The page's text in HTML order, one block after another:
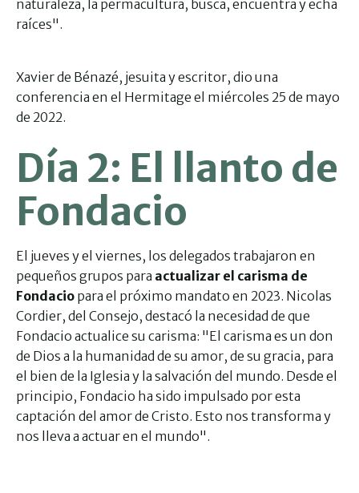
naturaleza, la permacultura, busca, encuentra y echa
raíces".
Xavier de Bénazé, jesuita y escritor, dio una
conferencia en el Hermitage el miércoles 25 de mayo
de 2022.
Día 2: El llanto de
Fondacio
El jueves y el viernes, los delegados trabajaron en
pequeños grupos para actualizar el carisma de
Fondacio para el próximo mandato en 2023. Nicolas
Cordier, del Consejo, destacó la necesidad de que
Fondacio actualice su carisma: "El carisma es un don
de Dios a la humanidad de su amor, de su gracia, para
el bien de la Iglesia y la salvación del mundo. Desde el
principio, Fondacio ha sido impulsado por esta
captación del amor de Cristo. Esto nos transforma y
nos lleva a actuar en el mundo".